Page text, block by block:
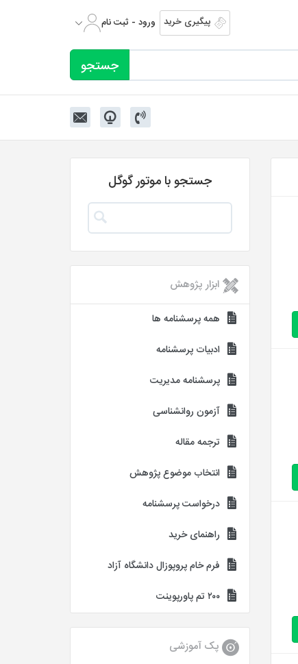
پیگیری خرید ورود - ثبت نام
جستجو با موتور گوگل
ابزار پژوهش
همه پرسشنامه ها
ادبیات پرسشنامه
پرسشنامه مدیریت
آزمون روانشناسی
ترجمه مقاله
انتخاب موضوع پژوهش
درخواست پرسشنامه
راهنمای خرید
فرم خام پروپوزال دانشگاه آزاد
۲۰۰ تم پاورپوینت
پک آموزشی